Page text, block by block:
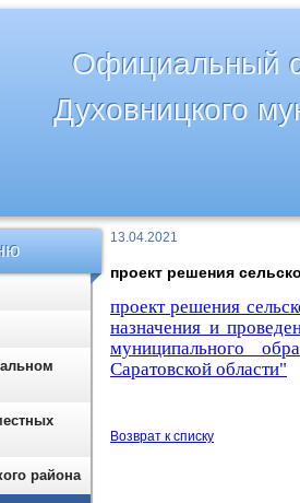
Официальный
Духовницкого
13.04.2021
проект решения
проект решения
назначения и
муниципального
Саратовской области"
Возврат к списку
района